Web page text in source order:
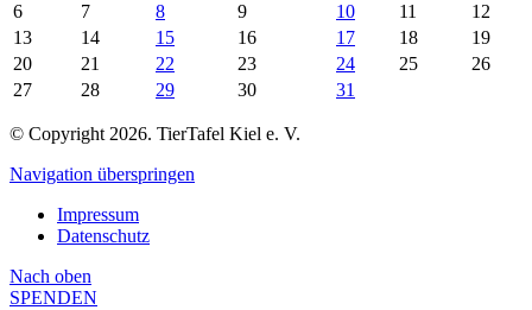
6
7 8 9 10 11
12
13
14 15 16 17 18
19
20
21 22 23 24 25
26
27
28 29 30 31
© Copyright 2026. TierTafel Kiel e. V.
Navigation überspringen
Impressum
Datenschutz
Nach oben
SPENDEN